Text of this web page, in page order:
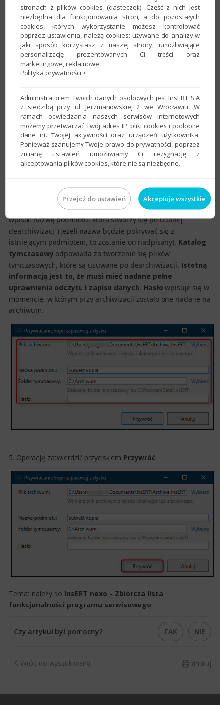
menuPodmiotnastępnieDearchiwizuj z dysku lub
Derachiwizuj z chmury. W opisywanym przykładzie
została wybrana opcjaDearchiwizuj z dysku
4. Wskazać plik archiwum, a następnie w nazwie należy
wpisać nazwę podmiotu, która stworzy się po udanej
dearchiwizacji (jeżeli nazwa będzie pokrywać się z
istniejącym podmiotem, to zostanie on nadpisany). Katalog
tymczasowy odpowiada za tworzenie się plików
tymczasowych, które są usuwane po dearchiwizacji. Istotną
informacją jest to, że musi mieć nadane pełne
uprawnienia odczytu i zapisu danych. Hasło wpisuje się w
momencie, w którym przy archiwizacji zostało one nadane na
archiwum. ​
5. Operację zatwierdzić przyciskiem Przywróć. ​
Temat należy do InsERT nexo – Zbiorcza lista
funkcjonalności programu serwisowego.​
Czy artykuł był pomocny? TAK NIE
drukuj
Wróć do wyszukiwarki
stronach z plików cookies (ciasteczek). Część z nich jest
niezbędna dla funkcjonowania stron, a do pozostałych
cookies, których wykorzystanie możesz kontrolować
poprzez ustawienia, należą cookies: używane do analizy w
jaki sposób korzystasz z naszej strony, umożliwiające
personalizację prezentowanych Ci treści oraz
marketingowe, reklamowe.
Polityka prywatności >
Administratorem Twoich danych osobowych jest InsERT S.A
z siedzibą przy ul. Jerzmanowskiej 2 we Wrocławiu. W
ramach odwiedzania naszych serwisów internetowych
możemy przetwarzać Twój adres IP, pliki cookies i podobne
dane nt. Twojej aktywności oraz urządzeń użytkownika.
Ponieważ szanujemy Twoje prawo do prywatności, poprzez
zmianę ustawień umożliwiamy Ci rezygnację z
akceptowania plików cookies, które nie są niezbędne.
Przejdź do ustawień Akceptuję wszystkie